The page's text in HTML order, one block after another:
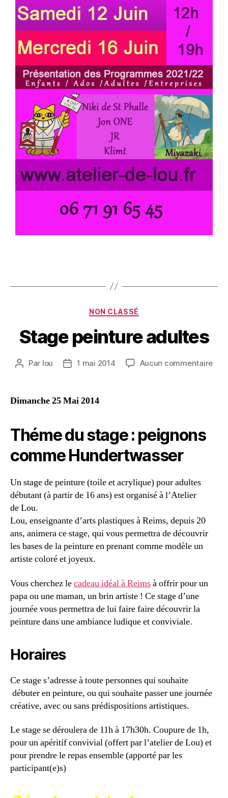
NON CLASSÉ
Stage peinture adultes
Par lou 1 mai 2014 Aucun commentaire
Dimanche 25 Mai 2014
Théme du stage : peignons
comme Hundertwasser
Un stage de peinture (toile et acrylique) pour adultes
débutant (à partir de 16 ans) est organisé à l’Atelier
de Lou.
Lou, enseignante d’arts plastiques à Reims, depuis 20
ans, animera ce stage, qui vous permettra de découvrir
les bases de la peinture en prenant comme modèle un
artiste coloré et joyeux.
Vous cherchez lecadeau idéal à Reimsà offrir pour un
papa ou une maman, un brin artiste ! Ce stage d’une
journée vous permettra de lui faire faire découvrir la
peinture dans une ambiance ludique et conviviale.
Horaires
Ce stage s’adresse à toute personnes qui souhaite
débuter en peinture, ou qui souhaite passer une journée
créative, avec ou sans prédispositions artistiques.
Le stage se déroulera de 11h à 17h30h. Coupure de 1h,
pour un apéritif convivial (offert par l’atelier de Lou) et
pour prendre le repas ensemble (apporté par les
participant(e)s)